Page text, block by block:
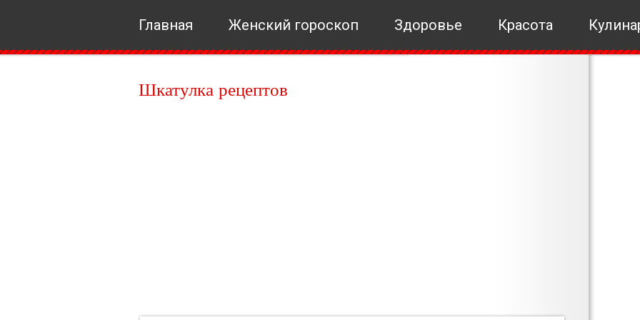
Главная Женский гороскоп Здоровье Красота
Шкатулка рецептов